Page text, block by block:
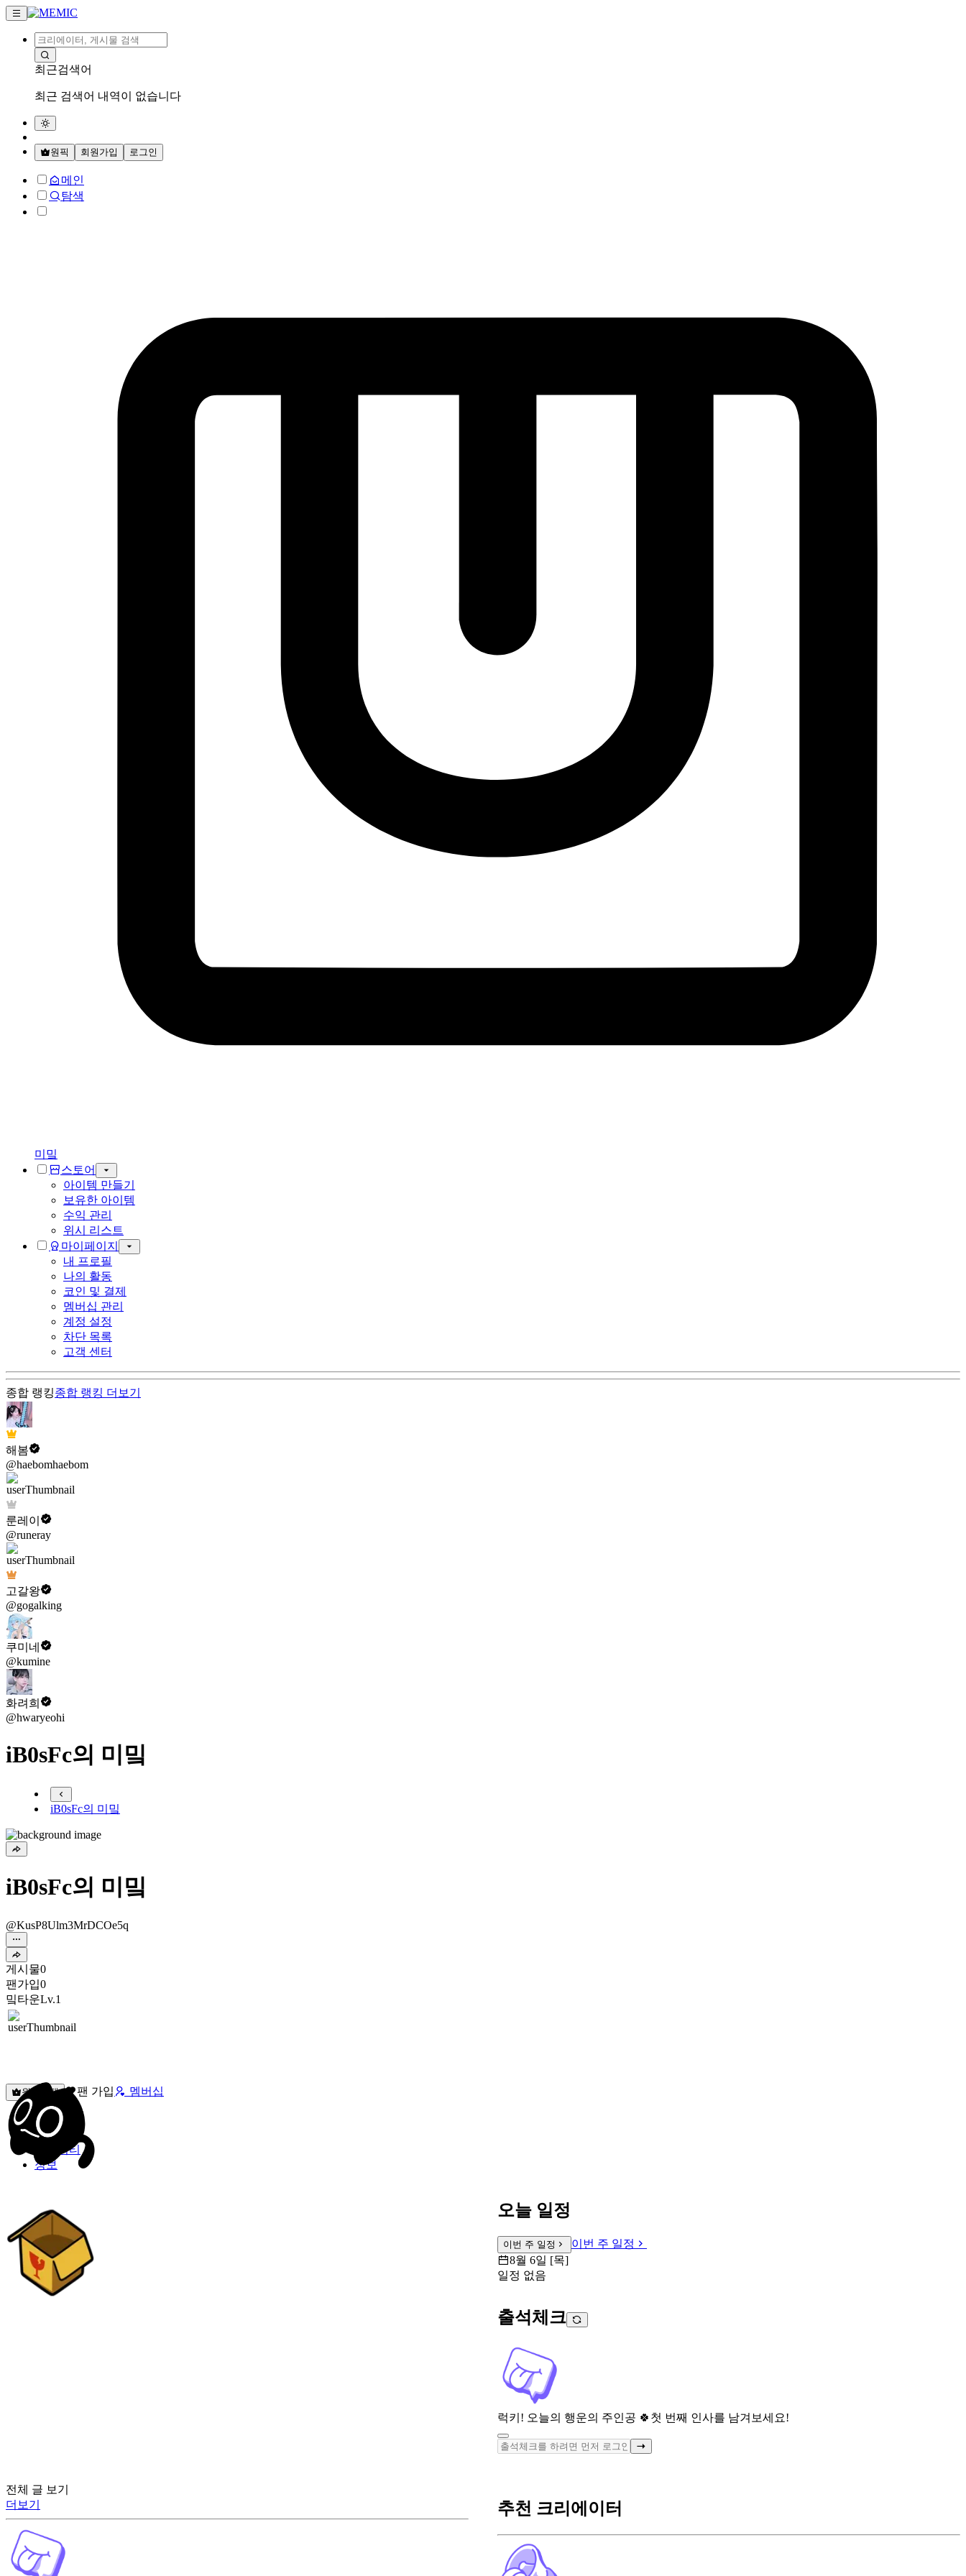
최근검색어
최근 검색어 내역이 없습니다
원픽 회원가입 로그인
메인
탐색
미밐
스토어
아이템 만들기
보유한 아이템
수익 관리
위시 리스트
마이페이지
내 프로필
나의 활동
코인 및 결제
멤버십 관리
계정 설정
차단 목록
고객 센터
종합 랭킹종합 랭킹 더보기
해봄
@haebomhaebom
룬레이
@runeray
고갈왕
@gogalking
쿠미네
@kumine
화려희
@hwaryeohi
iB0sFc의 미밐
iB0sFc의 미밐
iB0sFc의 미밐
@KusP8Ulm3MrDCOe5q
게시물0
팬가입0
밐타운Lv.1
원픽선택 팬 가입 멤버십
밐타운
피드
커뮤니티
정보
오늘 일정
이번 주 일정
이번 주 일정
8월 6일 [목]
일정 없음
출석체크
럭키! 오늘의 행운의 주인공 🍀 첫 번째 인사를 남겨보세요!
전체 글 보기
더보기
추천 크리에이터